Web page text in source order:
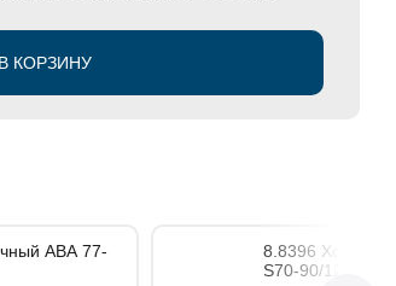
В КОРЗИНУ
8.8396 Хомут червячный ТОRRО
S70-90/12С7-W1